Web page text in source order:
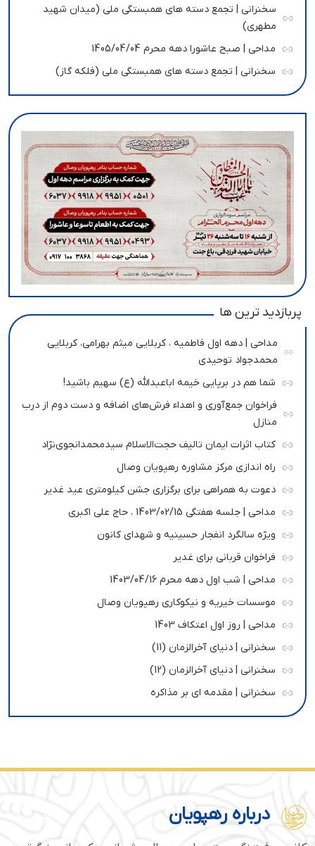
سخنرانی | تجمع دسته های همبستگی ملی (میدان شهید
مطهری)
مداحی | صبح عاشورا دهه محرم 1405/04/04
سخنرانی | تجمع دسته های همبستگی ملی (فلکه گاز)
پربازدید ترین ها
مداحی | دهه اول فاطمیه ، کربلایی میثم بهرامی، کربلایی
محمدجواد توحیدی
شما هم در برپایی خیمه اباعبدالله (ع) سهیم باشید!
فراخوان جمع‌آوری و اهداء فرش‌های اضافه و دست دوم از درب
منازل
کتاب اثرات ایمان تالیف حجت‌الاسلام سیدمحمدانجوی‌نژاد
راه اندازی مرکز مشاوره رهپویان وصال
دعوت به همراهی برای برگزاری جشن کیلومتری عید غدیر
مداحی | جلسه هفتگی 1403/02/15 ، حاج علی اکبری
ویژه سالگرد انفجار حسینیه و شهدای کانون
فراخوان قربانی برای غدیر
مداحی | شب اول دهه محرم 1403/04/16
موسسات خیریه و نیکوکاری رهپویان وصال
مداحی | روز اول اعتکاف 1403
سخنرانی | دنیای آخرالزمان (11)
سخنرانی | دنیای آخرالزمان (12)
سخنرانی | مقدمه ای بر مذاکره
درباره رهپویان